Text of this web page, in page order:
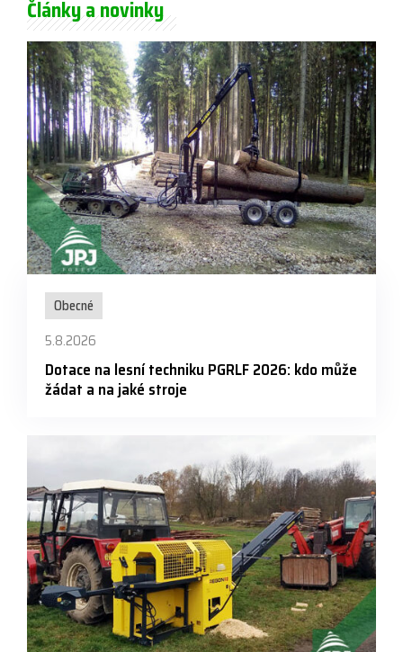
Články a novinky
Obecné
5.8.2026
Dotace na lesní techniku PGRLF 2026: kdo může
žádat a na jaké stroje